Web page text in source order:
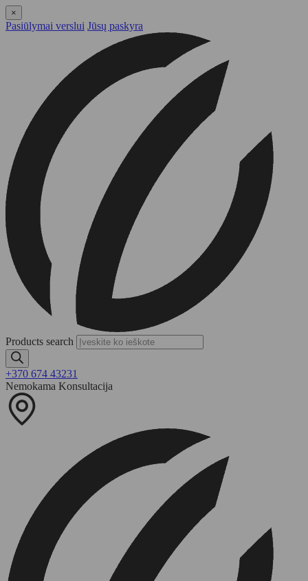
×
Pasiūlymai verslui Jūsų paskyra
Products search
+370 674 43231
Nemokama Konsultacija